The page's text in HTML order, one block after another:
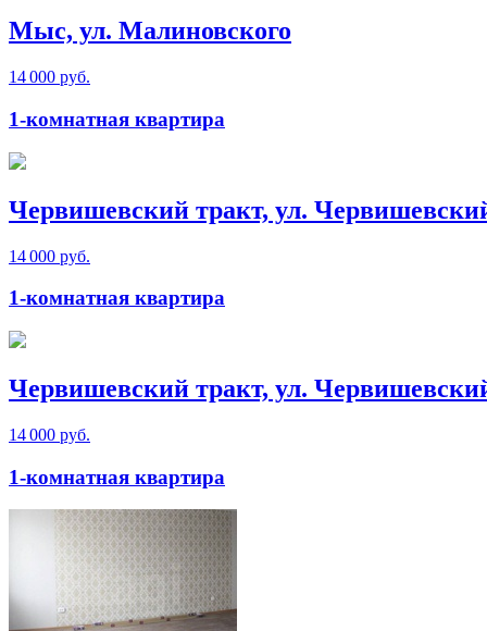
Мыс, ул. Малиновского
14 000 руб.
1-комнатная квартира
Червишевский тракт, ул.
14 000 руб.
1-комнатная квартира
Червишевский тракт, ул.
14 000 руб.
1-комнатная квартира